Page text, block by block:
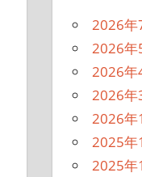
2026年
2026年
2026年
2026年
2026年
2025年
2025年